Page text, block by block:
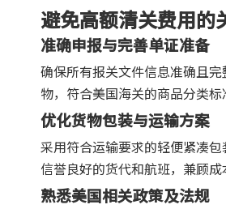
避免高额清关费用的
准确申报与完善单证准备
确保所有报关文件信息准确且
物，符合美国海关的商品分类标
优化货物包装与运输方案
采用符合运输要求的轻便紧凑
信誉良好的货代和航班，兼顾成
熟悉美国相关政策及法规